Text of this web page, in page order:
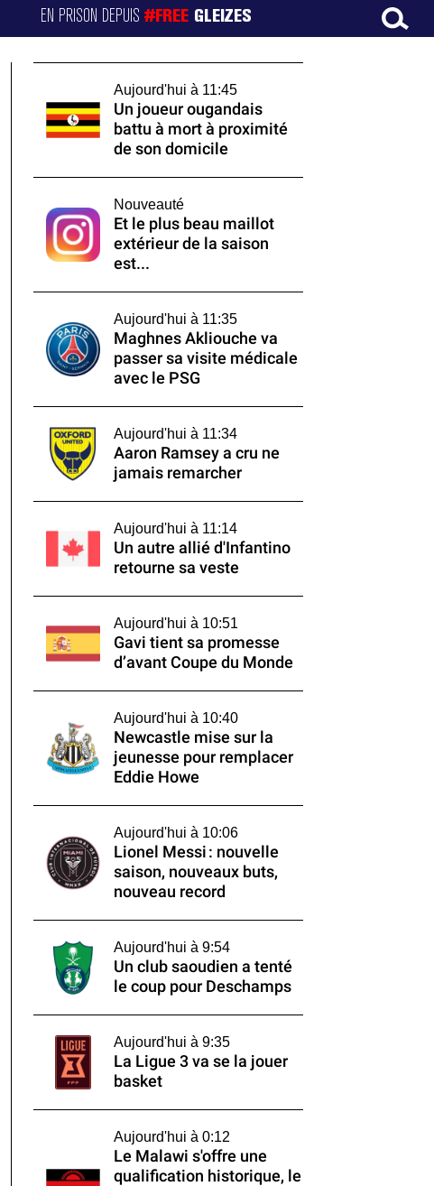
EN PRISON DEPUIS#FREE GLEIZES
Aujourd'hui à 11:45
Un joueur ougandais
battu à mort à proximité
de son domicile
Nouveauté
Et le plus beau maillot
extérieur de la saison
est...
Aujourd'hui à 11:35
Maghnes Akliouche va
passer sa visite médicale
avec le PSG
Aujourd'hui à 11:34
Aaron Ramsey a cru ne
jamais remarcher
Aujourd'hui à 11:14
Un autre allié d'Infantino
retourne sa veste
Aujourd'hui à 10:51
Gavi tient sa promesse
d’avant Coupe du Monde
Aujourd'hui à 10:40
Newcastle mise sur la
jeunesse pour remplacer
Eddie Howe
Aujourd'hui à 10:06
Lionel Messi : nouvelle
saison, nouveaux buts,
nouveau record
Aujourd'hui à 9:54
Un club saoudien a tenté
le coup pour Deschamps
Aujourd'hui à 9:35
La Ligue 3 va se la jouer
basket
Aujourd'hui à 0:12
Le Malawi s'offre une
qualification historique, le